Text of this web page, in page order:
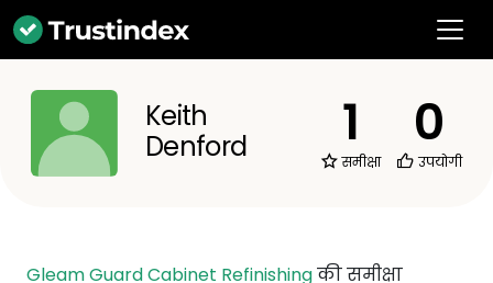
Keith
Denford
1
समीक्षा
0
उपयोगी
Gleam Guard Cabinet Refinishingकी समीक्षा